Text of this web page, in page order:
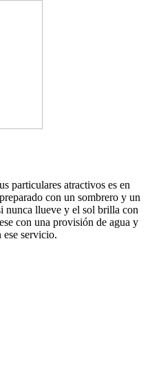
particulares atractivos es en
con un sombrero y un
nunca llueve y el sol brilla con
con una provisión de agua y
servicio.